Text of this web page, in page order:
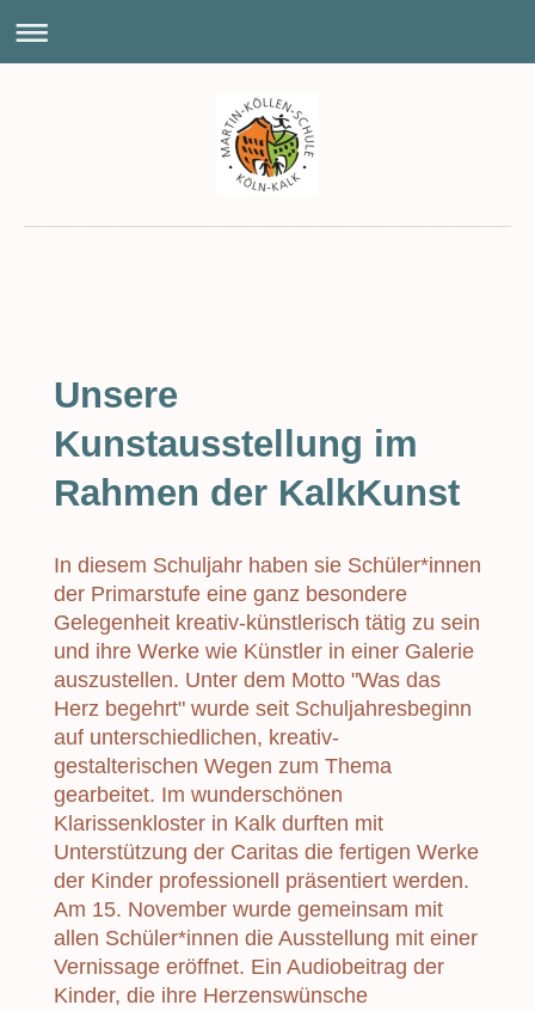
Unsere
Kunstausstellung im
Rahmen der KalkKunst
In diesem Schuljahr haben sie Schüler*innen
der Primarstufe eine ganz besondere
Gelegenheit kreativ-künstlerisch tätig zu sein
und ihre Werke wie Künstler in einer Galerie
auszustellen. Unter dem Motto "Was das
Herz begehrt" wurde seit Schuljahresbeginn
auf unterschiedlichen, kreativ-
gestalterischen Wegen zum Thema
gearbeitet. Im wunderschönen
Klarissenkloster in Kalk durften mit
Unterstützung der Caritas die fertigen Werke
der Kinder professionell präsentiert werden.
Am 15. November wurde gemeinsam mit
allen Schüler*innen die Ausstellung mit einer
Vernissage eröffnet. Ein Audiobeitrag der
Kinder, die ihre Herzenswünsche